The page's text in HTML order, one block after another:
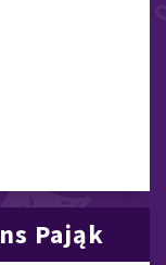
Pająk